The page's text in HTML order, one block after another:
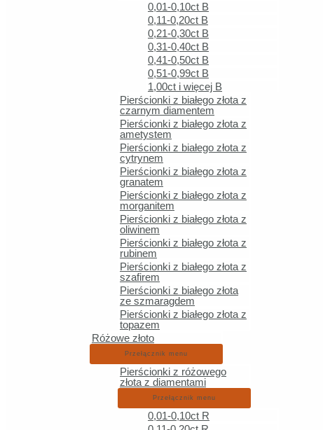
0,01-0,10ct B
0,11-0,20ct B
0,21-0,30ct B
0,31-0,40ct B
0,41-0,50ct B
0,51-0,99ct B
1,00ct i więcej B
Pierścionki z białego złota z
czarnym diamentem
Pierścionki z białego złota z
ametystem
Pierścionki z białego złota z
cytrynem
Pierścionki z białego złota z
granatem
Pierścionki z białego złota z
morganitem
Pierścionki z białego złota z
oliwinem
Pierścionki z białego złota z
rubinem
Pierścionki z białego złota z
szafirem
Pierścionki z białego złota
ze szmaragdem
Pierścionki z białego złota z
topazem
Różowe złoto
Przełącznik menu
Pierścionki z różowego
złota z diamentami
Przełącznik menu
0,01-0,10ct R
Eleganckie opakowanie GRATIS
Darmowa dostawa od 399zł
Szybka i bezpieczna wysyłka InPost i DPD
Bezpieczne płatności online Blik, Google Pay,
5.0 / 5 – opinie klientów
2× laureat Gazety Wrocławskiej